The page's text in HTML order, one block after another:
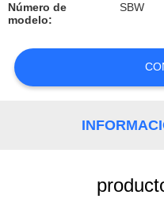
EN
CONTACTO
CON
Número de
modelo:
SBW